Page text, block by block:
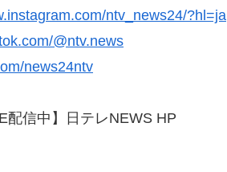
ntv_news24/?hl=ja
@ntv.news
news24ntv
信中】日テレNEWS HP